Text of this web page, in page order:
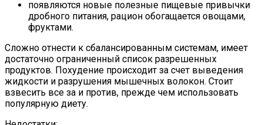
появляются новые полезные пищевые привычки
дробного питания, рацион обогащается овощами,
фруктами.
Сложно отнести к сбалансированным системам, имеет
достаточно ограниченный список разрешенных
продуктов. Похудение происходит за счет выведения
жидкости и разрушения мышечных волокон. Стоит
взвесить все за и против, прежде чем использовать
популярную диету.